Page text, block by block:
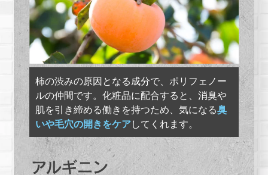
柿の渋みの原因となる成分で、ポリフェノー
ルの仲間です。化粧品に配合すると、消臭や
肌を引き締める働きを持つため、気になる臭
いや毛穴の開きをケアしてくれます。